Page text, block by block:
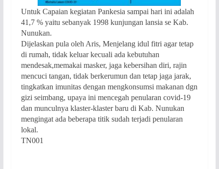
Untuk Capaian kegiatan Pankesia sampai hari ini adalah
41,7 % yaitu sebanyak 1998 kunjungan lansia se Kab.
Nunukan.
Dijelaskan pula oleh Aris, Menjelang idul fitri agar tetap
di rumah, tidak keluar kecuali ada kebutuhan
mendesak,memakai masker, jaga kebersihan diri, rajin
mencuci tangan, tidak berkerumun dan tetap jaga jarak,
tingkatkan imunitas dengan mengkonsumsi makanan dgn
gizi seimbang, upaya ini mencegah penularan covid-19
dan munculnya klaster-klaster baru di Kab. Nunukan
mengingat ada beberapa titik sudah terjadi penularan
lokal.
TN001